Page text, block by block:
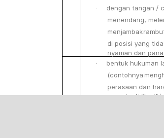
·
dengan tangan /
menendang,
menjambak
di posisi yang
nyaman dan
· bentuk hukuman
(contohnya
perasaan dan
peserta didik, dll.)